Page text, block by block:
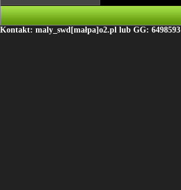
Kontakt: maly_swd[małpa]o2.pl lub GG: 6498593